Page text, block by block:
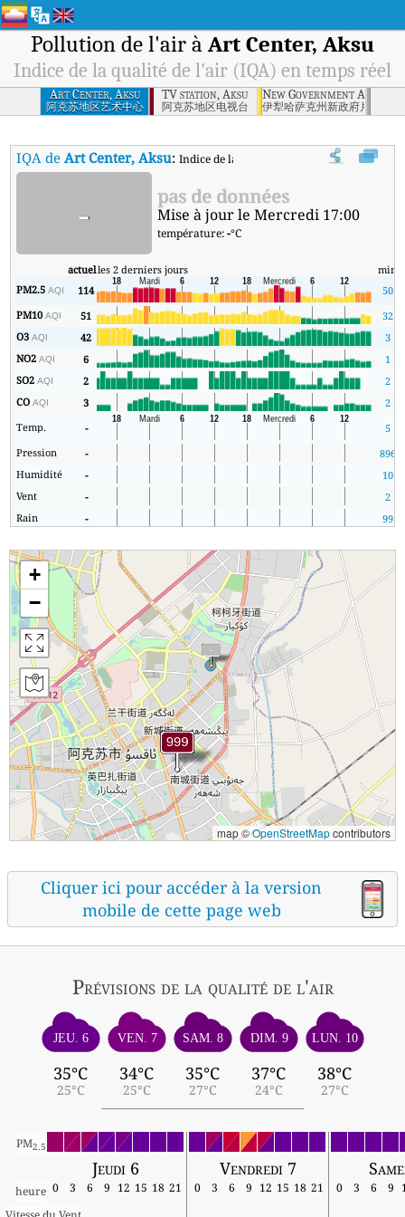
Pollution de l'air à Art Center, Aksu
Indice de la qualité de l'air (IQA) en temps réel
Art Center, Aksu
阿克苏地区艺术中心
TV station, Aksu
阿克苏地区电视台
New Government Area,
伊犁哈萨克州新政府片区
IQA deArt Center, Aksu:Indice de la qualité de l'air (IQA) à Art
- pas de données
Mise à jour le Mercredi 17:00
température:-°C
actuelles 2 derniers jours min
PM2.5AQI 114 50
PM10AQI 51 32
O3AQI 42
3
NO2AQI 6
1
SO2AQI 2
2
COAQI 3
2
Temp.
-
5
Pression
- 896
Humidité
-
10
Vent
-
2
Rain
- 99
+
−
map ©OpenStreetMapcontributors
Cliquer ici pour accéder à la version
mobile de cette page web
Prévisionsde la qualité de l'air
JEU. 6
35°C
25°C
VEN. 7
34°C
25°C
SAM. 8
35°C
27°C
DIM. 9
37°C
24°C
LUN. 10
38°C
27°C
PM2.5
Jeudi 6 Vendredi 7
heure 0 3 6 9 12 15 18 21 0 3 6 9 12 15 18 21 0 3 6 9